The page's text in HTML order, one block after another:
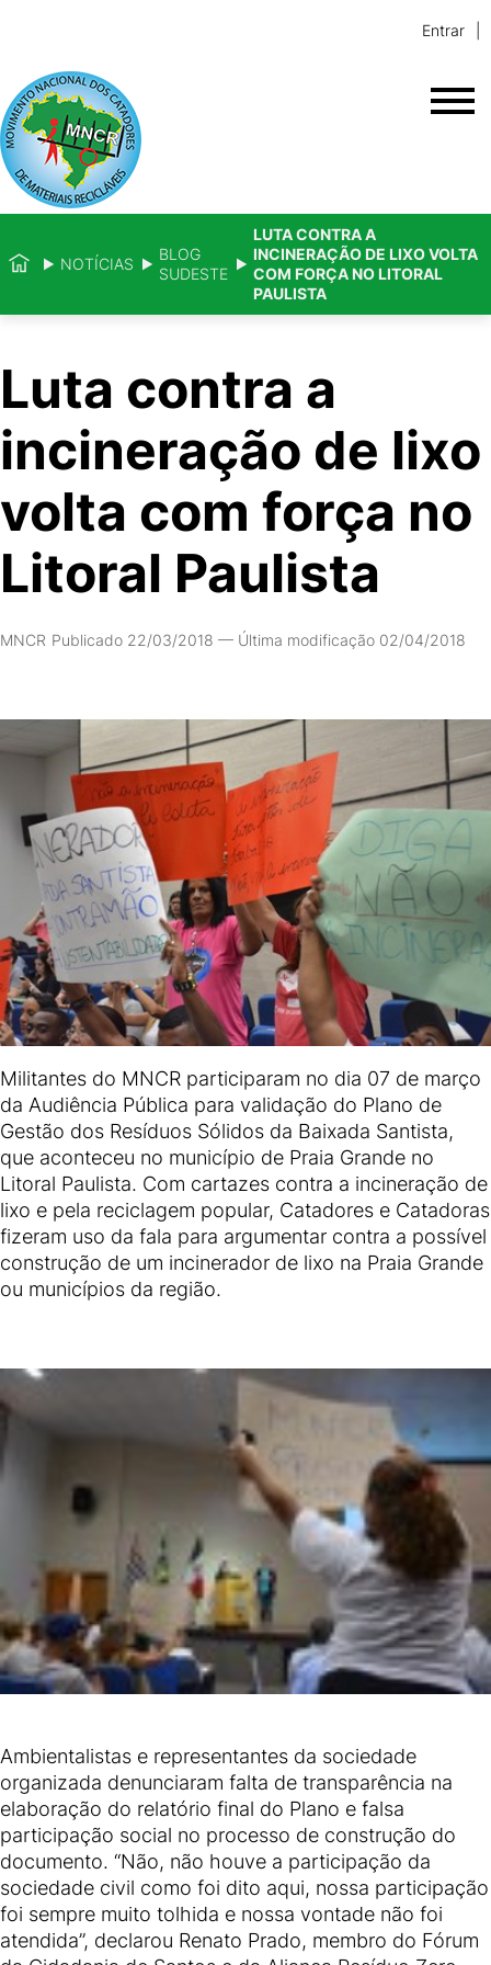
Entrar
NOTÍCIAS
BLOG
SUDESTE
LUTA CONTRA A
INCINERAÇÃO DE LIXO VOLTA
COM FORÇA NO LITORAL
PAULISTA
Luta contra a
incineração de lixo
volta com força no
Litoral Paulista
MNCR Publicado 22/03/2018 — Última modificação 02/04/2018
Militantes do MNCR participaram no dia 07 de março
da Audiência Pública para validação do Plano de
Gestão dos Resíduos Sólidos da Baixada Santista,
que aconteceu no município de Praia Grande no
Litoral Paulista. Com cartazes contra a incineração de
lixo e pela reciclagem popular, Catadores e Catadoras
fizeram uso da fala para argumentar contra a possível
construção de um incinerador de lixo na Praia Grande
ou municípios da região.
Ambientalistas e representantes da sociedade
organizada denunciaram falta de transparência na
elaboração do relatório final do Plano e falsa
participação social no processo de construção do
documento. “Não, não houve a participação da
sociedade civil como foi dito aqui, nossa participação
foi sempre muito tolhida e nossa vontade não foi
atendida”, declarou Renato Prado, membro do Fórum